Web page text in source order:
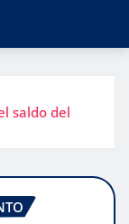
saldo del